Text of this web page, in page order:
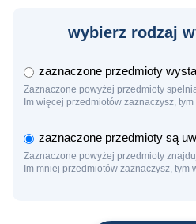
wybierz rodzaj
zaznaczone przedmioty
Zaznaczone powyżej przedmioty
Im więcej przedmiotów zaznaczysz,
zaznaczone przedmioty są
Zaznaczone powyżej przedmioty
Im mniej przedmiotów zaznaczysz,